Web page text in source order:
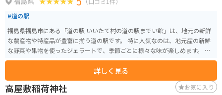
#道の駅
福島県福島市にある「道の駅 いいたて村の道の駅までい館」は、地元の新鮮
な農産物や特産品が豊富に揃う道の駅です。 特に人気なのは、地元産の新鮮
な野菜や果物を使ったジェラートで、季節ごとに様々な味が楽しめます。 ま
た、地元産のそば粉を使った手打ちそばも人気があり、蕎麦打ち体験もでき
リングの休憩にも最適です。 周辺には、花の名所として知られる「花と歴史
の郷ひろさこ」や、奇岩怪石が織りなす渓谷美が楽しめる「阿武隈渓谷」な
詳しく見る
高屋敷稲荷神社 お気に入り